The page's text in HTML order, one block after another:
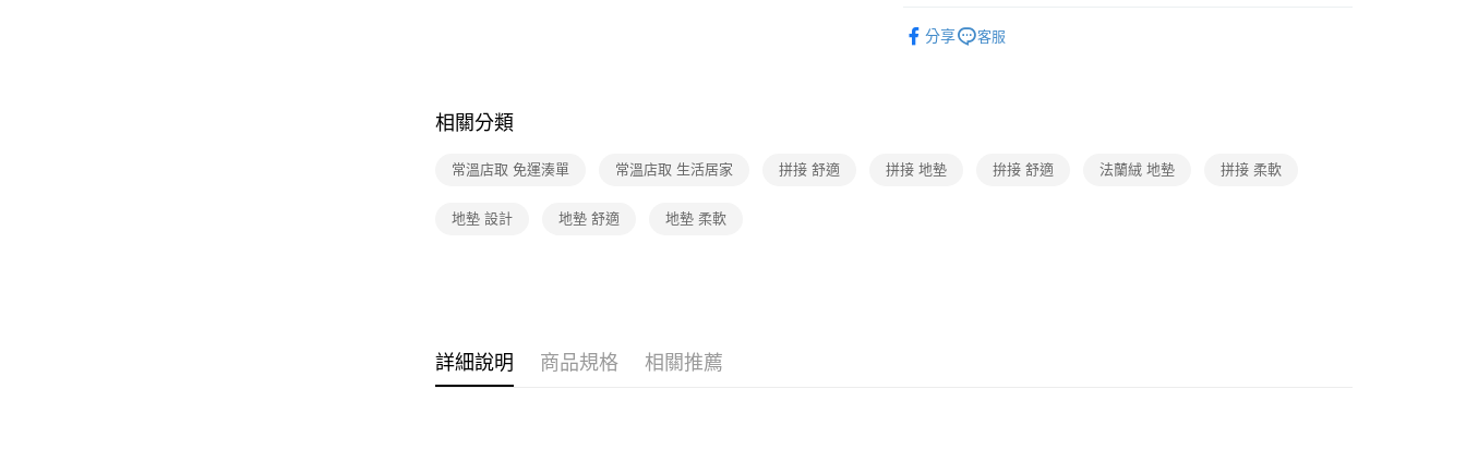
分享 客服
相關分類
常溫店取 免運湊單 常溫店取 生活居家 拼接 舒適 拼接 地墊 拚接 舒適 法蘭絨 地墊 拼接 柔軟
地墊 設計 地墊 舒適 地墊 柔軟
詳細說明 商品規格 相關推薦